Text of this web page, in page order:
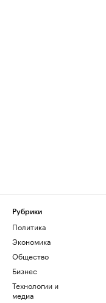
Рубрики
Политика
Экономика
Общество
Бизнес
Технологии и
медиа